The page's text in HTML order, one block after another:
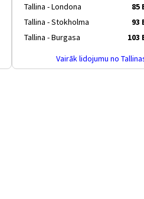
Tallina - Londona
85
Tallina - Stokholma
93
Tallina - Burgasa
103
Vairāk lidojumu no